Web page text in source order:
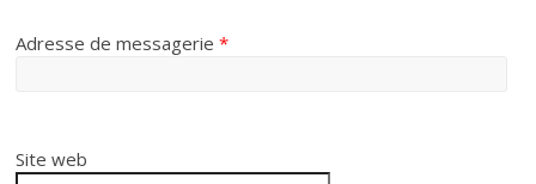
Adresse de messagerie*
Site web